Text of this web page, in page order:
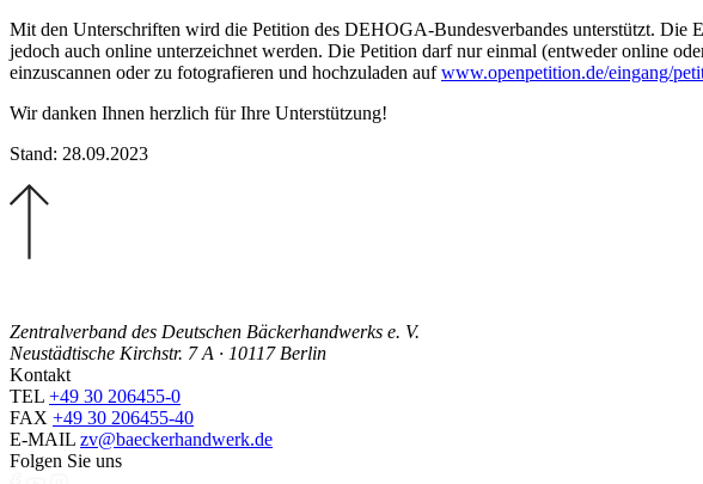
Mit den Unterschriften wird die Petition des DEHOGA-Bundesverbandes unterstützt. Die
jedoch auch online unterzeichnet werden. Die Petition darf nur einmal (entweder online
einzuscannen oder zu fotografieren und hochzuladen aufwww.openpetition.de/eingang/
Wir danken Ihnen herzlich für Ihre Unterstützung!
Stand: 28.09.2023
Zentralverband des Deutschen Bäckerhandwerks e. V.
Neustädtische Kirchstr. 7 A · 10117 Berlin
Kontakt
TEL +49 30 206455-0
FAX +49 30 206455-40
E-MAIL zv@baeckerhandwerk.de
Folgen Sie uns